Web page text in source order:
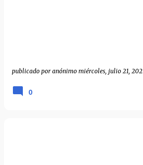
publicado por anónimo miércoles, julio 21,
0